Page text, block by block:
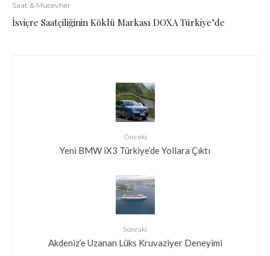
Saat & Mücevher
İsviçre Saatçiliğinin Köklü Markası DOXA Türkiye’de
Önceki
Yeni BMW iX3 Türkiye’de Yollara Çıktı
Sonraki
Akdeniz’e Uzanan Lüks Kruvaziyer Deneyimi